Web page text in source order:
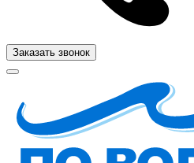
Заказать звонок